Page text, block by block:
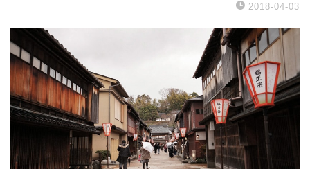
2018-04-03